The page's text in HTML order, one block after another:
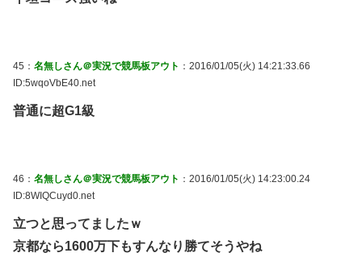
45： 名無しさん＠実況で競馬板アウト ：2016/01/05(火) 14:21:33.66
ID:5wqoVbE40.net
普通に超G1級
46： 名無しさん＠実況で競馬板アウト ：2016/01/05(火) 14:23:00.24
ID:8WIQCuyd0.net
立つと思ってましたｗ
京都なら1600万下もすんなり勝てそうやね